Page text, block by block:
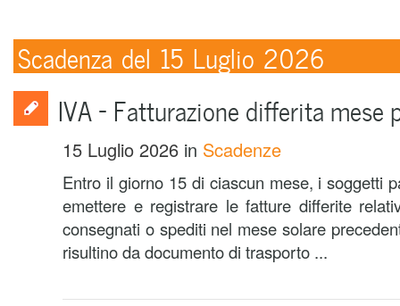
Scadenza del 15 Luglio 2026
IVA – Fatturazione differita mese
15 Luglio 2026 in Scadenze
Entro il giorno 15 di ciascun mese, i soggetti
emettere e registrare le fatture differite
consegnati o spediti nel mese solare
risultino da documento di trasporto ...